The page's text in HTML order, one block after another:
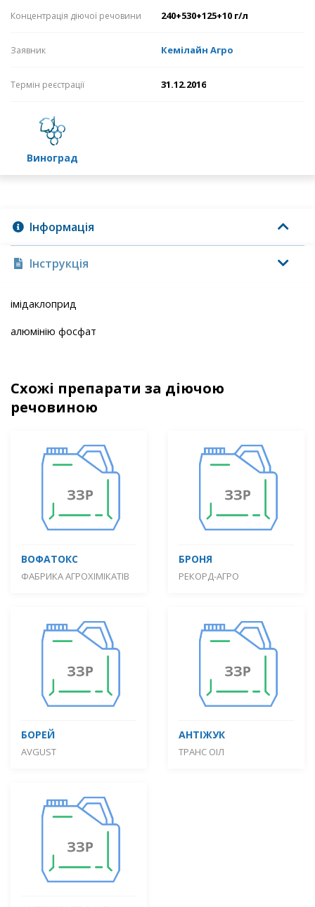
Концентрація діючої речовини 240+530+125+10 г/л
Заявник Кемілайн Агро
Термін реєстрації 31.12.2016
виноград
Інформація
Інструкція
імідаклоприд
алюмінію фосфат
Схожі препарати за діючою
речовиною
ВОФАТОКС
ФАБРИКА АГРОХІМІКАТІВ
БРОНЯ
РЕКОРД-АГРО
БОРЕЙ
AVGUST
АНТІЖУК
ТРАНС ОІЛ